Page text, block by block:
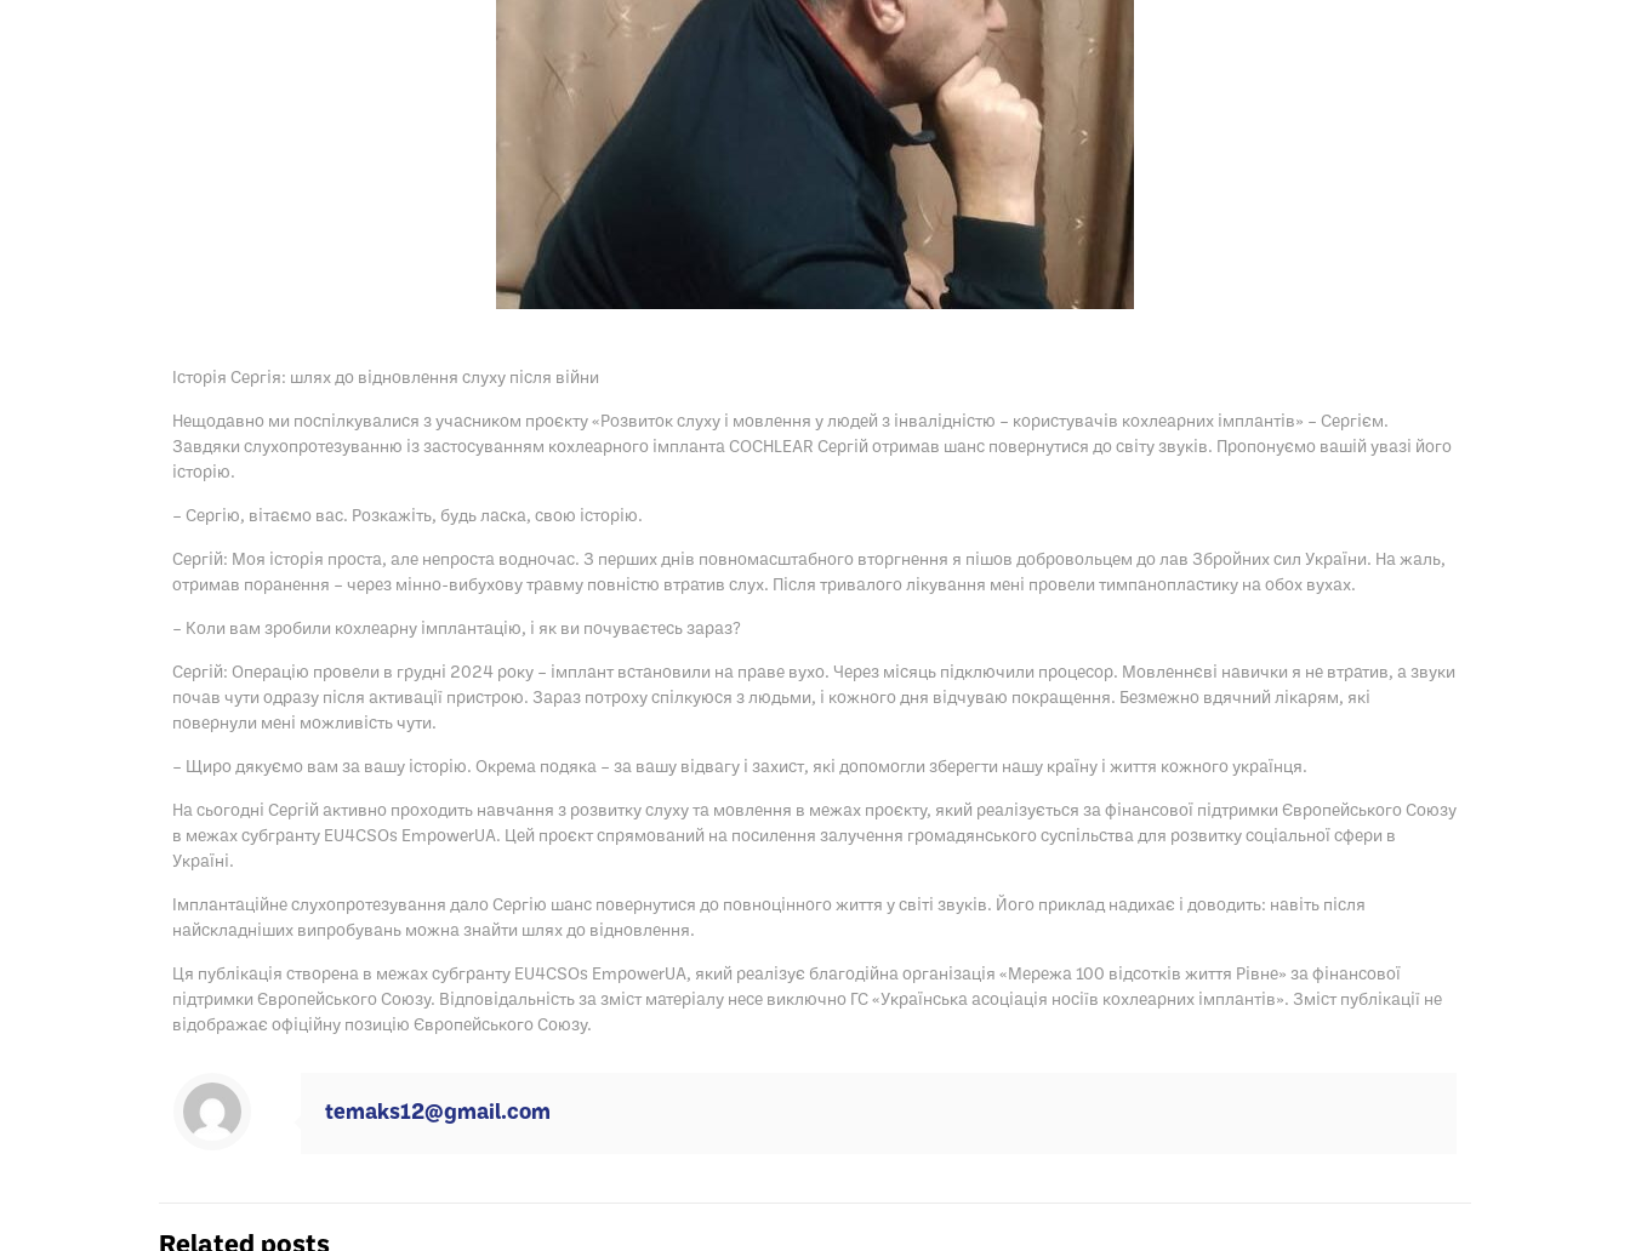
Історія Сергія: шлях до відновлення слуху після війни
Нещодавно ми поспілкувалися з учасником проєкту «Розвиток слуху і мовлення у людей з інвалідністю – користувачів кохлеарних імплантів» – Сергієм.
Завдяки слухопротезуванню із застосуванням кохлеарного імпланта COCHLEAR Сергій отримав шанс повернутися до світу звуків. Пропонуємо вашій увазі його
історію.
– Сергію, вітаємо вас. Розкажіть, будь ласка, свою історію.
Сергій: Моя історія проста, але непроста водночас. З перших днів повномасштабного вторгнення я пішов добровольцем до лав Збройних сил України. На жаль,
отримав поранення – через мінно-вибухову травму повністю втратив слух. Після тривалого лікування мені провели тимпанопластику на обох вухах.
– Коли вам зробили кохлеарну імплантацію, і як ви почуваєтесь зараз?
Сергій: Операцію провели в грудні 2024 року – імплант встановили на праве вухо. Через місяць підключили процесор. Мовленнєві навички я не втратив, а звуки
почав чути одразу після активації пристрою. Зараз потроху спілкуюся з людьми, і кожного дня відчуваю покращення. Безмежно вдячний лікарям, які
повернули мені можливість чути.
– Щиро дякуємо вам за вашу історію. Окрема подяка – за вашу відвагу і захист, які допомогли зберегти нашу країну і життя кожного українця.
На сьогодні Сергій активно проходить навчання з розвитку слуху та мовлення в межах проєкту, який реалізується за фінансової підтримки Європейського Союзу
в межах субгранту EU4CSOs EmpowerUA. Цей проєкт спрямований на посилення залучення громадянського суспільства для розвитку соціальної сфери в
Україні.
Імплантаційне слухопротезування дало Сергію шанс повернутися до повноцінного життя у світі звуків. Його приклад надихає і доводить: навіть після
найскладніших випробувань можна знайти шлях до відновлення.
Ця публікація створена в межах субгранту EU4CSOs EmpowerUA, який реалізує благодійна організація «Мережа 100 відсотків життя Рівне» за фінансової
підтримки Європейського Союзу. Відповідальність за зміст матеріалу несе виключно ГС «Українська асоціація носіїв кохлеарних імплантів». Зміст публікації не
відображає офіційну позицію Європейського Союзу.
temaks12@gmail.com
Related posts